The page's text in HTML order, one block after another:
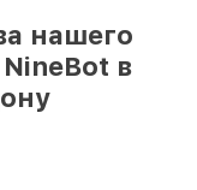
нашего
в